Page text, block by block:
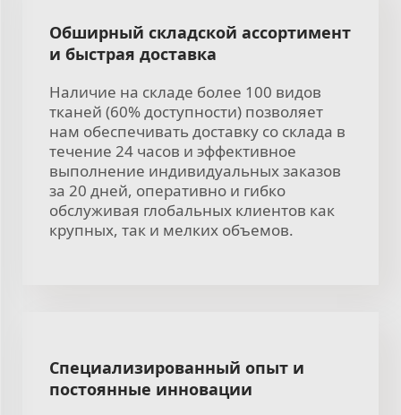
Обширный складской ассортимент
и быстрая доставка
Наличие на складе более 100 видов
тканей (60% доступности) позволяет
нам обеспечивать доставку со склада в
течение 24 часов и эффективное
выполнение индивидуальных заказов
за 20 дней, оперативно и гибко
обслуживая глобальных клиентов как
крупных, так и мелких объемов.
Специализированный опыт и
постоянные инновации